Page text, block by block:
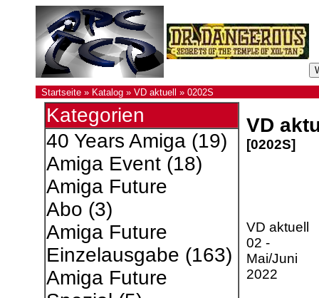
Startseite » Katalog » VD aktuell » 0202S
Kategorien
40 Years Amiga(19)
Amiga Event(18)
Amiga Future
Abo (3)
Amiga Future
Einzelausgabe (163)
Amiga Future
VD
[0202S]
VD aktuell
02 -
Mai/Juni
2022